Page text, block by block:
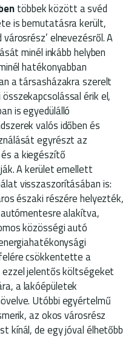
többek között a svéd
is bemutatásra került,
elnevezésről. A
minél inkább helyben
hatékonyabban
a társasházakra szerelt
érik el,
is egyedülálló
valós időben és
egyrészt az
a kiegészítő
A kerület emellett
visszaszorításában is:
északi részére helyezték,
alakítva,
közösségi autó
csökkentette a
jelentős költségeket
a lakóépületek
Utóbbi egyértelmű
az okos városrész
kínál, de egy jóval élhetőbb